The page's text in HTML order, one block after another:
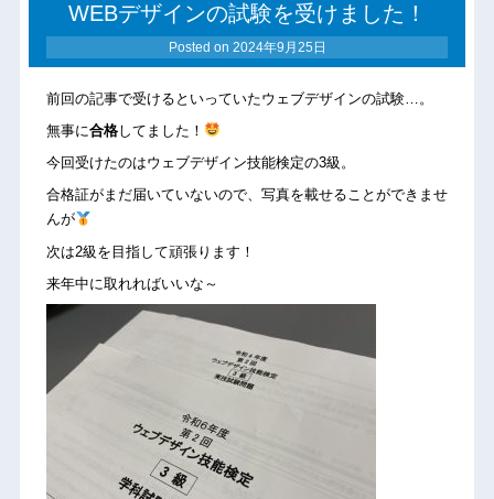
WEBデザインの試験を受けました！
Posted on 2024年9月25日
前回の記事で受けるといっていたウェブデザインの試験…。
無事に合格してました！
今回受けたのはウェブデザイン技能検定の3級。
合格証がまだ届いていないので、写真を載せることができませ
んが
次は2級を目指して頑張ります！
来年中に取れればいいな～